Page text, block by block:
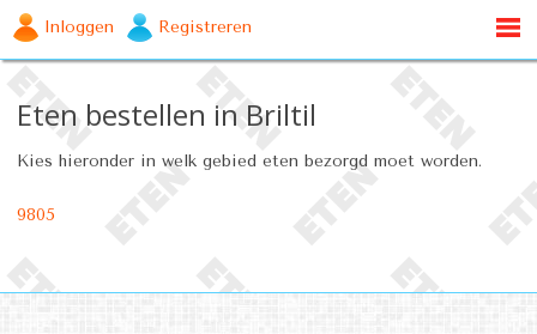
Inloggen Registreren
Eten bestellen in Briltil
Kies hieronder in welk gebied eten bezorgd moet worden.
9805